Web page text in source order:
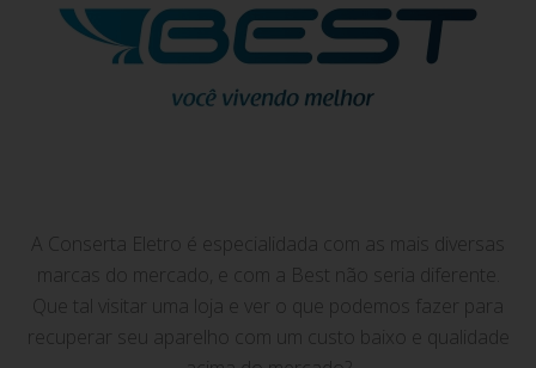
A Conserta Eletro é especialidada com as mais diversas
marcas do mercado, e com a Best não seria diferente.
Que tal visitar uma loja e ver o que podemos fazer para
recuperar seu aparelho com um custo baixo e qualidade